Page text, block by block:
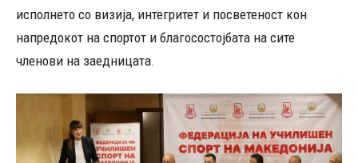
исполнето со визија, интегритет и посветеност кон
напредокот на спортот и благосостојбата на сите
членови на заедницата.